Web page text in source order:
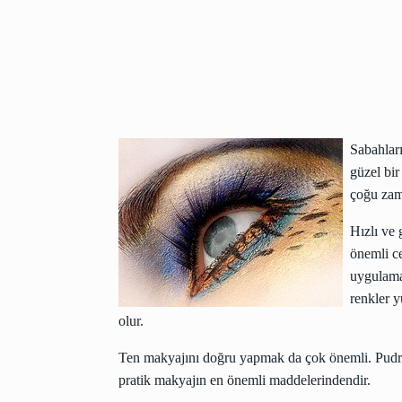
güzel bir
çoğu
Hızlı ve
önemli
renkler
olur.
Ten makyajını doğru yapmak da çok önemli.
pratik makyajın en önemli maddelerindendir.